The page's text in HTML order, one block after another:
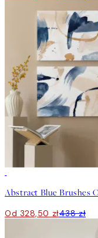
Od 328,50 zł438 zł